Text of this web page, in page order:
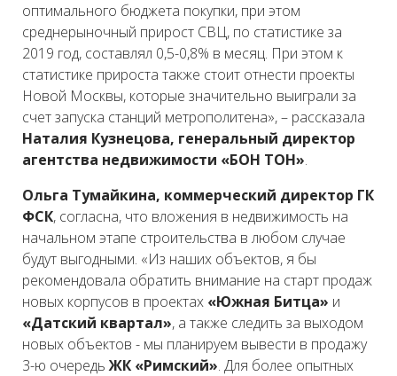
оптимального бюджета покупки, при этом
среднерыночный прирост СВЦ, по статистике за
2019 год, составлял 0,5-0,8% в месяц. При этом к
статистике прироста также стоит отнести проекты
Новой Москвы, которые значительно выиграли за
счет запуска станций метрополитена», – рассказала
Наталия Кузнецова, генеральный директор
агентства недвижимости «БОН ТОН».
Ольга Тумайкина, коммерческий директор ГК
ФСК, согласна, что вложения в недвижимость на
начальном этапе строительства в любом случае
будут выгодными. «Из наших объектов, я бы
рекомендовала обратить внимание на старт продаж
новых корпусов в проектах «Южная Битца» и
«Датский квартал», а также следить за выходом
новых объектов - мы планируем вывести в продажу
3-ю очередьЖК «Римский». Для более опытных